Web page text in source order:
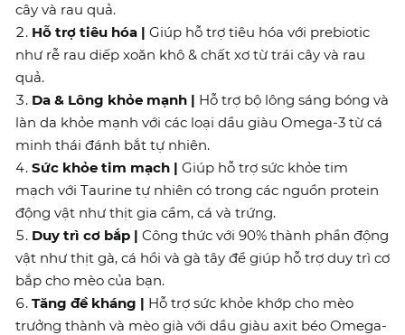
cây và rau quả.
Hỗ trợ tiêu hóa | Giúp hỗ trợ tiêu hóa với prebiotic
như rễ rau diếp xoăn khô & chất xơ từ trái cây và rau
quả.
Da & Lông khỏe mạnh | Hỗ trợ bộ lông sáng bóng và
làn da khỏe mạnh với các loại dầu giàu Omega-3 từ cá
minh thái đánh bắt tự nhiên.
Sức khỏe tim mạch | Giúp hỗ trợ sức khỏe tim
mạch với Taurine tự nhiên có trong các nguồn protein
động vật như thịt gia cầm, cá và trứng.
Duy trì cơ bắp | Công thức với 90% thành phần động
vật như thịt gà, cá hồi và gà tây để giúp hỗ trợ duy trì cơ
bắp cho mèo của bạn.
Tăng đề kháng | Hỗ trợ sức khỏe khớp cho mèo
trưởng thành và mèo già với dầu giàu axit béo Omega-